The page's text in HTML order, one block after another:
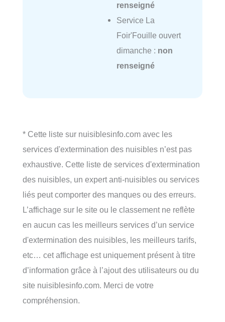
renseigné
Service La
Foir'Fouille ouvert
dimanche : non
renseigné
* Cette liste sur nuisiblesinfo.com avec les
services d'extermination des nuisibles n’est pas
exhaustive. Cette liste de services d'extermination
des nuisibles, un expert anti-nuisibles ou services
liés peut comporter des manques ou des erreurs.
L’affichage sur le site ou le classement ne reflète
en aucun cas les meilleurs services d’un service
d'extermination des nuisibles, les meilleurs tarifs,
etc… cet affichage est uniquement présent à titre
d’information grâce à l’ajout des utilisateurs ou du
site nuisiblesinfo.com. Merci de votre
compréhension.